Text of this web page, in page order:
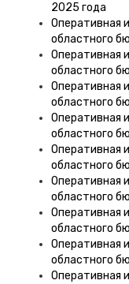
2025 года
Оперативная
областного
Оперативная
областного
Оперативная
областного
Оперативная
областного
Оперативная
областного
Оперативная
областного
Оперативная
областного
Оперативная
областного
Оперативная